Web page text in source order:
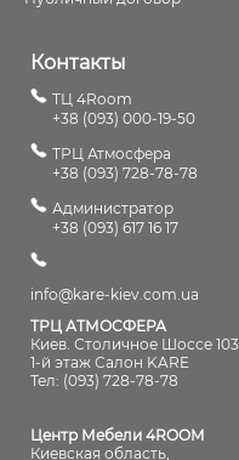
Контакты
ТЦ 4Room
+38 (093) 000-19-50
ТРЦ Атмосфера
+38 (093) 728-78-78
Администратор
+38 (093) 617 16 17
info@kare-kiev.com.ua
ТРЦ АТМОСФЕРА
Киев. Столичное Шоссе 103
1-й этаж Салон KARE
Тел: (093) 728-78-78
Центр Мебели 4ROOM
Киевская область,